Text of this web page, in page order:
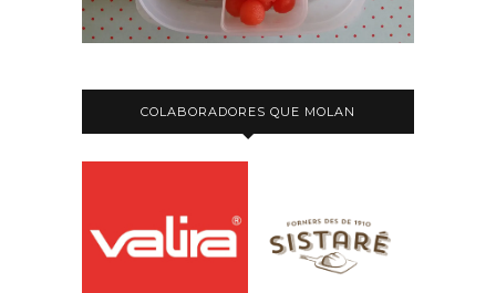
COLABORADORES QUE MOLAN